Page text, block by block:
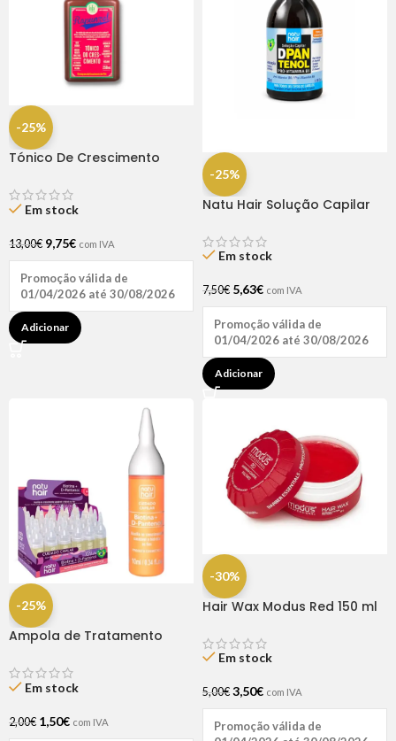
-25%
Tónico De Crescimento
Em stock
13,00€ 9,75€ com IVA
Promoção válida de
01/04/2026 até 30/08/2026
Adicionar
-25%
Natu Hair Solução Capilar
Em stock
7,50€ 5,63€ com IVA
Promoção válida de
01/04/2026 até 30/08/2026
Adicionar
-25%
Ampola de Tratamento
Hair (1 UNIDADE)
Em stock
2,00€ 1,50€ com IVA
-30%
Hair Wax Modus Red 150 ml
Em stock
5,00€ 3,50€ com IVA
Promoção válida de